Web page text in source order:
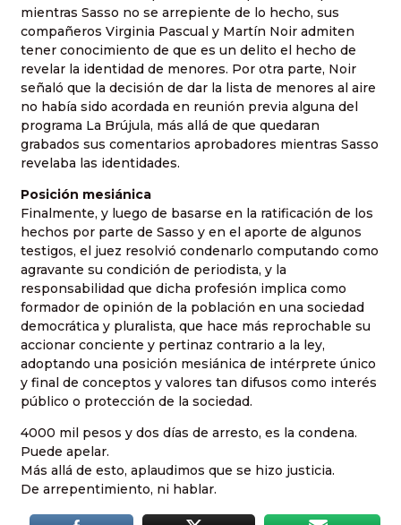
mientras Sasso no se arrepiente de lo hecho, sus
compañeros Virginia Pascual y Martín Noir admiten
tener conocimiento de que es un delito el hecho de
revelar la identidad de menores. Por otra parte, Noir
señaló que la decisión de dar la lista de menores al aire
no había sido acordada en reunión previa alguna del
programa La Brújula, más allá de que quedaran
grabados sus comentarios aprobadores mientras Sasso
revelaba las identidades.
Posición mesiánica
Finalmente, y luego de basarse en la ratificación de los
hechos por parte de Sasso y en el aporte de algunos
testigos, el juez resolvió condenarlo computando como
agravante su condición de periodista, y la
responsabilidad que dicha profesión implica como
formador de opinión de la población en una sociedad
democrática y pluralista, que hace más reprochable su
accionar conciente y pertinaz contrario a la ley,
adoptando una posición mesiánica de intérprete único
y final de conceptos y valores tan difusos como interés
público o protección de la sociedad.
4000 mil pesos y dos días de arresto, es la condena.
Puede apelar.
Más allá de esto, aplaudimos que se hizo justicia.
De arrepentimiento, ni hablar.